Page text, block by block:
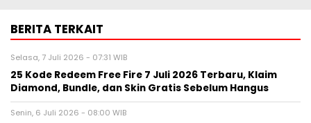
BERITA TERKAIT
Selasa, 7 Juli 2026 - 07:31 WIB
25 Kode Redeem Free Fire 7 Juli 2026 Terbaru, Klaim
Diamond, Bundle, dan Skin Gratis Sebelum Hangus
Senin, 6 Juli 2026 - 08:00 WIB